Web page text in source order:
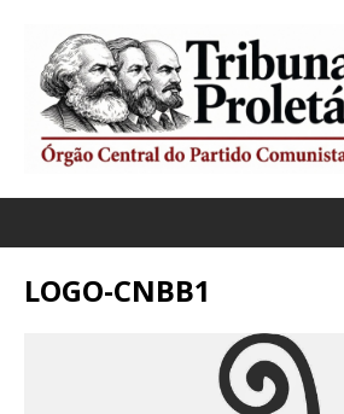
LOGO-CNBB1